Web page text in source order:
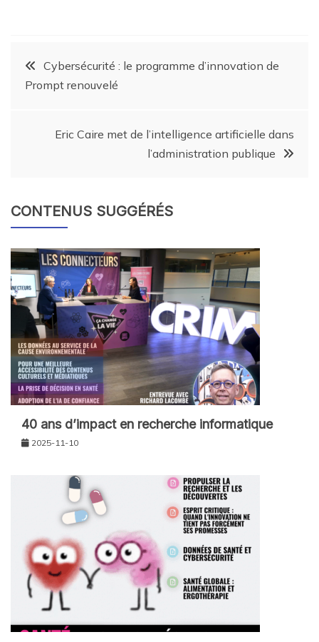
Cybersécurité : le programme d’innovation de
Prompt renouvelé
Eric Caire met de l’intelligence artificielle dans
l’administration publique
CONTENUS SUGGÉRÉS
40 ans d’impact en recherche informatique
2025-11-10